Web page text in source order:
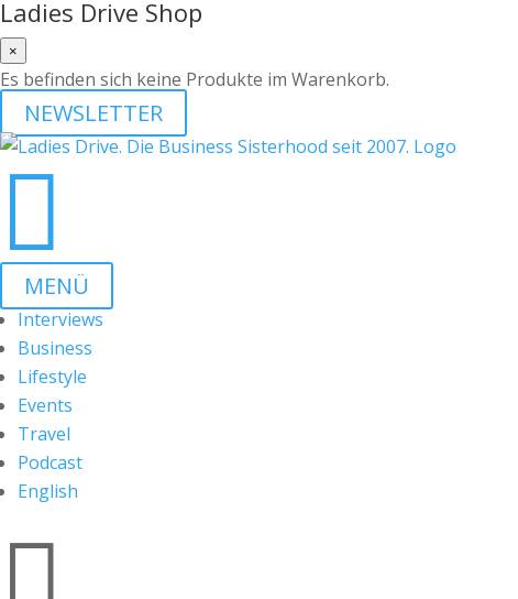
Ladies Drive Shop
×
Es befinden sich keine Produkte im Warenkorb.
NEWSLETTER

MENÜ
Interviews
Business
Lifestyle
Events
Travel
Podcast
English